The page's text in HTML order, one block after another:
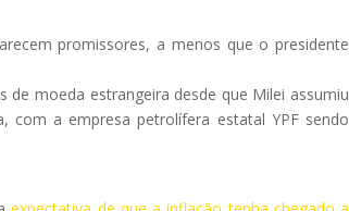
promissores, a menos que o presidente
moeda estrangeira desde que Milei assumiu
a empresa petrolífera estatal YPF sendo